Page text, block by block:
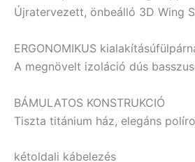
Újratervezett, önbeálló 3D Wing
ERGONOMIKUS
A megnövelt izoláció dús
BÁMULATOS KONSTRUKCIÓ
Tiszta titánium ház, elegáns
kétoldali kábelezés